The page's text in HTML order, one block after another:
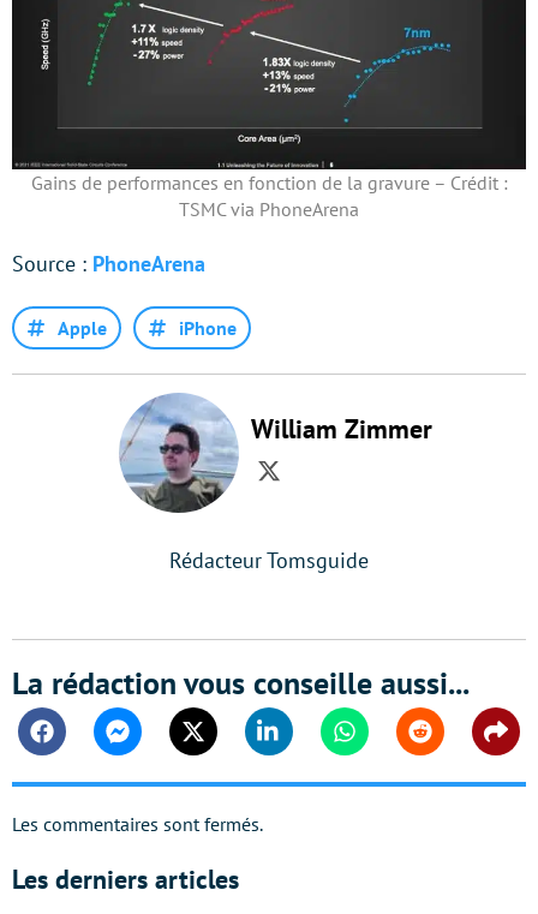
Gains de performances en fonction de la gravure – Crédit :
TSMC via PhoneArena
Source : PhoneArena
Apple iPhone
William Zimmer
Twitter
Rédacteur Tomsguide
La rédaction vous conseille aussi...
FacebookMessengerTwitter Linkedin WhatsappReddit
Les commentaires sont fermés.
Les derniers articles